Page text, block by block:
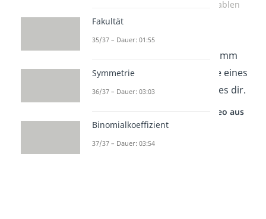
KV-Diagramm mit 2 und 4 Variablen
Wie können wir nun logische
Funktionen mit dem KV-Diagramm
am besten darstellen? Mit Hilfe eines
einfachen Beispiels zeigen wir es dir.
Studyflix vernetzt: Hier ein Video aus
einem anderen Bereich
Fakultät
35/37 – Dauer: 01:55
Symmetrie
36/37 – Dauer: 03:03
Binomialkoeffizient
37/37 – Dauer: 03:54